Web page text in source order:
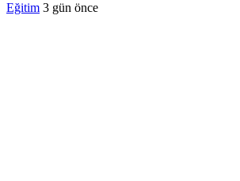
Eğitim 3 gün önce